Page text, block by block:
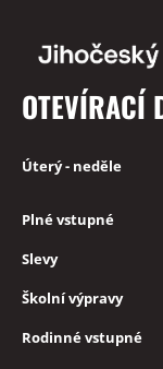
OTEVÍRACÍ
Úterý - neděle
Plné vstupné
Slevy
Školní výpravy
Rodinné vstupné